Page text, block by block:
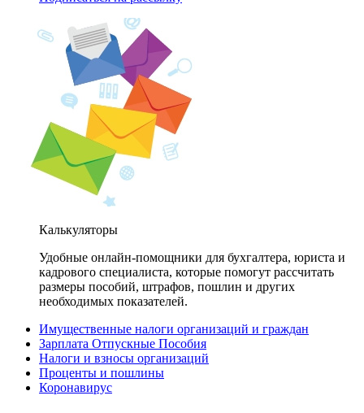
Калькуляторы
Удобные онлайн-помощники для бухгалтера, юриста и
кадрового специалиста, которые помогут рассчитать
размеры пособий, штрафов, пошлин и других
необходимых показателей.
Имущественные налоги организаций и граждан
Зарплата Отпускные Пособия
Налоги и взносы организаций
Проценты и пошлины
Коронавирус